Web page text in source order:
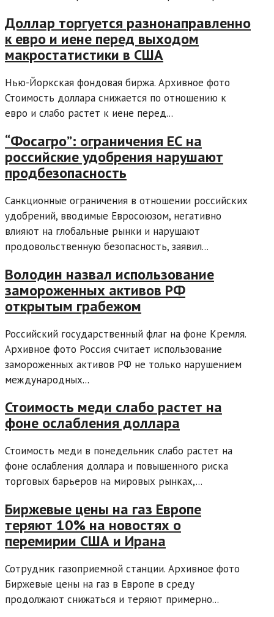
Доллар торгуется разнонаправленно
к евро и иене перед выходом
макростатистики в США
Нью-Йоркская фондовая биржа. Архивное фото
Стоимость доллара снижается по отношению к
евро и слабо растет к иене перед...
“Фосагро”: ограничения ЕС на
российские удобрения нарушают
продбезопасность
Санкционные ограничения в отношении российских
удобрений, вводимые Евросоюзом, негативно
влияют на глобальные рынки и нарушают
продовольственную безопасность, заявил...
Володин назвал использование
замороженных активов РФ
открытым грабежом
Российский государственный флаг на фоне Кремля.
Архивное фото Россия считает использование
замороженных активов РФ не только нарушением
международных...
Стоимость меди слабо растет на
фоне ослабления доллара
Стоимость меди в понедельник слабо растет на
фоне ослабления доллара и повышенного риска
торговых барьеров на мировых рынках,...
Биржевые цены на газ Европе
теряют 10% на новостях о
перемирии США и Ирана
Сотрудник газоприемной станции. Архивное фото
Биржевые цены на газ в Европе в среду
продолжают снижаться и теряют примерно...